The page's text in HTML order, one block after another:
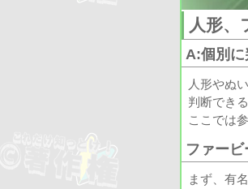
人形
A:個別に
人形やぬ
判断でき
ここでは
ファー
まず、有